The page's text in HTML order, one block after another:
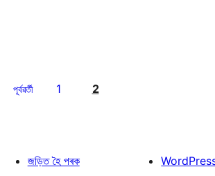
পূৰ্বৱৰ্তী 1 2
জড়িত হৈ পৰক